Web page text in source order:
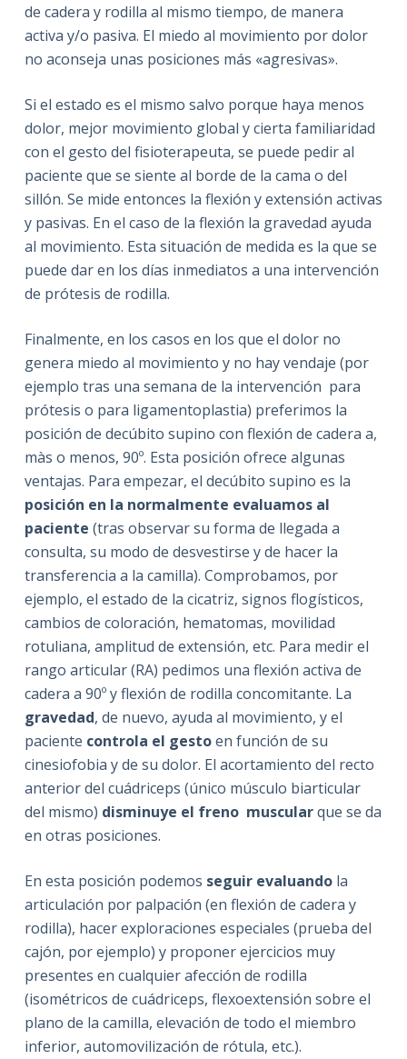
de cadera y rodilla al mismo tiempo, de manera
activa y/o pasiva. El miedo al movimiento por dolor
no aconseja unas posiciones más «agresivas».
Si el estado es el mismo salvo porque haya menos
dolor, mejor movimiento global y cierta familiaridad
con el gesto del fisioterapeuta, se puede pedir al
paciente que se siente al borde de la cama o del
sillón. Se mide entonces la flexión y extensión activas
y pasivas. En el caso de la flexión la gravedad ayuda
al movimiento. Esta situación de medida es la que se
puede dar en los días inmediatos a una intervención
de prótesis de rodilla.
Finalmente, en los casos en los que el dolor no
genera miedo al movimiento y no hay vendaje (por
ejemplo tras una semana de la intervención para
prótesis o para ligamentoplastia) preferimos la
posición de decúbito supino con flexión de cadera a,
màs o menos, 90º. Esta posición ofrece algunas
ventajas. Para empezar, el decúbito supino es la
posición en la normalmente evaluamos al
paciente (tras observar su forma de llegada a
consulta, su modo de desvestirse y de hacer la
transferencia a la camilla). Comprobamos, por
ejemplo, el estado de la cicatriz, signos flogísticos,
cambios de coloración, hematomas, movilidad
rotuliana, amplitud de extensión, etc. Para medir el
rango articular (RA) pedimos una flexión activa de
cadera a 90º y flexión de rodilla concomitante. La
gravedad, de nuevo, ayuda al movimiento, y el
paciente controla el gestoen función de su
cinesiofobia y de su dolor. El acortamiento del recto
anterior del cuádriceps (único músculo biarticular
del mismo) disminuye el freno muscularque se da
en otras posiciones.
En esta posición podemos seguir evaluandola
articulación por palpación (en flexión de cadera y
rodilla), hacer exploraciones especiales (prueba del
cajón, por ejemplo) y proponer ejercicios muy
presentes en cualquier afección de rodilla
(isométricos de cuádriceps, flexoextensión sobre el
plano de la camilla, elevación de todo el miembro
inferior, automovilización de rótula, etc.).